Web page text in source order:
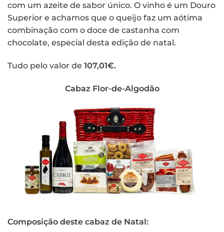
com um azeite de sabor único. O vinho é um Douro
Superior e achamos que o queijo faz um aótima
combinação com o doce de castanha com
chocolate, especial desta edição de natal.
Tudo pelo valor de 107,01€.
Cabaz Flor-de-Algodão
Composição deste cabaz de Natal: